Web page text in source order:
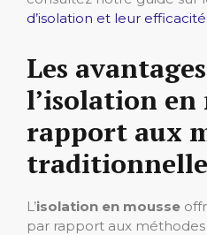
d’isolation et leur efficacité
Les
l’isolation en
rapport aux
L’isolation en mousse
par rapport aux